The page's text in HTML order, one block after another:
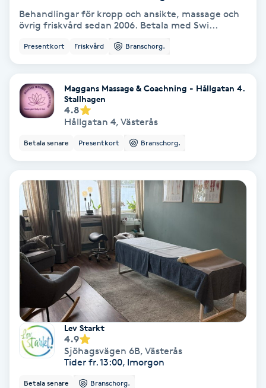
Hypnos
Hårborttagning
Hårförlängning
Hårvård
Hälsa
Hälsprickor
Idrottsmassage
IPL hårborttagning
IR-massage
Behandlingar för kropp och ansikte, massage och
övrig friskvård sedan 2006. Betala med Swi...
Presentkort Friskvård Branschorg.
Maggans Massage & Coachning - Hållgatan 4.
Stallhagen
4.8
Hållgatan 4, Västerås
Betala senare Presentkort Branschorg.
Lev Starkt
4.9
Sjöhagsvägen 6B, Västerås
Tider fr. 13:00, Imorgon
Betala senare Branschorg.